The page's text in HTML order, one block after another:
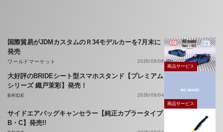
国際貿易がJDMカスタムのＲ34モデルカーを7月末に
発売
ワールドマーケット
2026/08/06
商品サービス
大好評のBRIDEシート型スマホスタンド【プレミアム
シリーズ 織戸茉彩】発売！
BRIDE
2026/08/04
商品サービス
サイドエアバッグキャンセラー【純正カプラータイプ
B・C】発売!!